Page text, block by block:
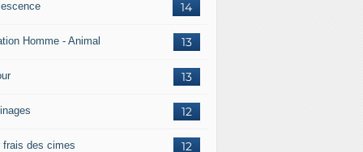
14
13
Homme - Animal
13
12
12
frais des cimes